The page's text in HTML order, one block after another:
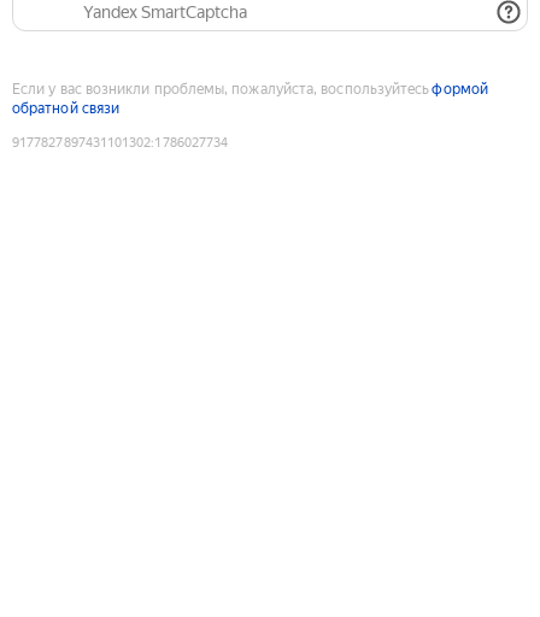
Yandex SmartCaptcha
Если у вас возникли проблемы, пожалуйста, воспользуйтесьформой
обратной связи
9177827897431101302:1786027734